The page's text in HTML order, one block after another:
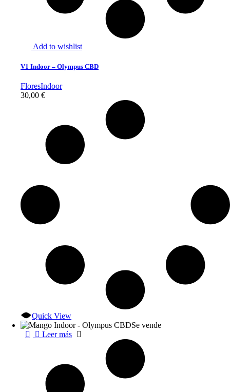
Add to wishlist
V1 Indoor – Olympus CBD
FloresIndoor
30,00 €
Quick View
Se vende
Leer más